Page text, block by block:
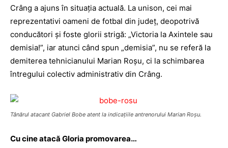
Crâng a ajuns în situaţia actuală. La unison, cei mai
reprezentativi oameni de fotbal din judeţ, deopotrivă
conducători şi foste glorii strigă: „Victoria la Axintele sau
demisia!”, iar atunci când spun „demisia”, nu se referă la
demiterea tehnicianului ­Marian Roşu, ci la schimbarea
între­gului colectiv administrativ din Crâng.
Tânărul atacant Gabriel Bobe atent la indicaţiile antrenorului Marian Roşu.
Cu cine atacă Gloria promovarea…